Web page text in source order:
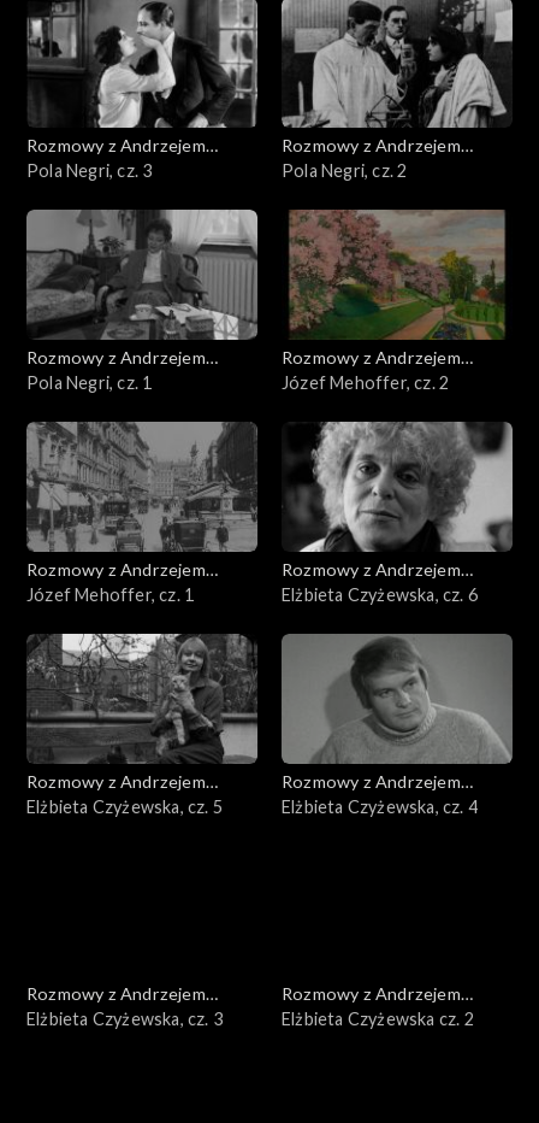
Rozmowy z Andrzejem
Doboszem
Pola Negri, cz. 3
Rozmowy z Andrzejem
Doboszem
Pola Negri, cz. 2
Rozmowy z Andrzejem
Doboszem
Pola Negri, cz. 1
Rozmowy z Andrzejem
Doboszem
Józef Mehoffer, cz. 2
Rozmowy z Andrzejem
Doboszem
Józef Mehoffer, cz. 1
Rozmowy z Andrzejem
Doboszem
Elżbieta Czyżewska, cz. 6
Rozmowy z Andrzejem
Doboszem
Elżbieta Czyżewska, cz. 5
Rozmowy z Andrzejem
Doboszem
Elżbieta Czyżewska, cz. 4
Rozmowy z Andrzejem
Doboszem
Elżbieta Czyżewska, cz. 3
Rozmowy z Andrzejem
Doboszem
Elżbieta Czyżewska cz. 2